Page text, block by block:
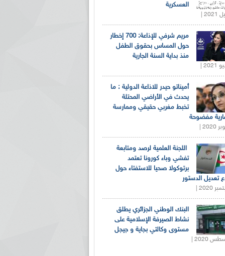
العسكرية
مريم شرفي للإذاعة: 700 إخطار
حول المساس بحقوق الطفل
منذ بداية السنة الجارية
أميناتو حيدر للاذاعة الدولية : ما
يحدث في الأراضي المحتلة
تخبط مغربي حقيقي وممارسة
مفضوحة
اللجنة العلمية لرصد ومتابعة
تفشي وباء كورونا تعتمد
برتوكولا صحيا للاستفتاء حول
تعديل الدستور
البنك الوطني الجزائري يطلق
نشاط الصيرفة الإسلامية على
مستوى وكالتي بجاية و جيجل